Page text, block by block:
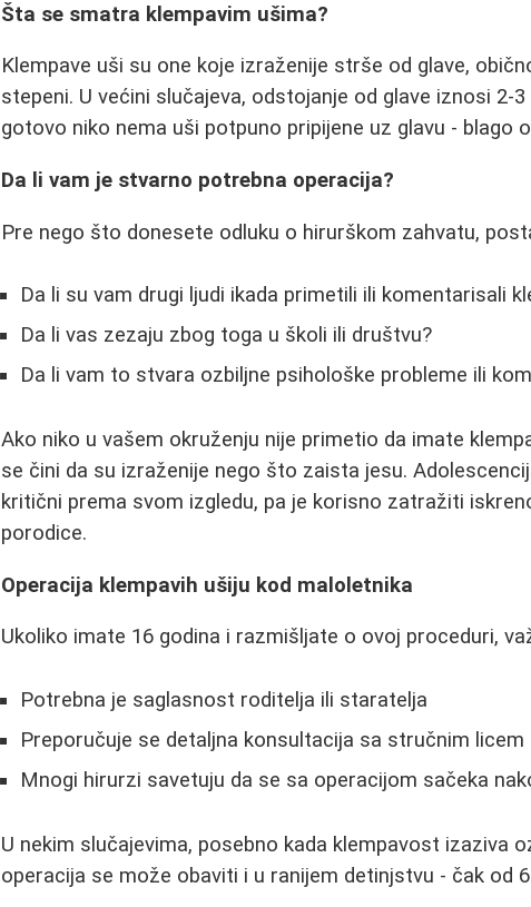
Šta se smatra klempavim ušima?
Klempave uši su one koje izraženije strše od glave,
stepeni. U većini slučajeva, odstojanje od glave iznosi 2-
gotovo niko nema uši potpuno pripijene uz glavu - blago
Da li vam je stvarno potrebna operacija?
Pre nego što donesete odluku o hirurškom zahvatu,
Da li su vam drugi ljudi ikada primetili ili komentarisali
Da li vas zezaju zbog toga u školi ili društvu?
Da li vam to stvara ozbiljne psihološke probleme ili
Ako niko u vašem okruženju nije primetio da imate
se čini da su izraženije nego što zaista jesu.
kritični prema svom izgledu, pa je korisno zatražiti
porodice.
Operacija klempavih ušiju kod maloletnika
Ukoliko imate 16 godina i razmišljate o ovoj proceduri,
Potrebna je saglasnost roditelja ili staratelja
Preporučuje se detaljna konsultacija sa stručnim licem
Mnogi hirurzi savetuju da se sa operacijom sačeka
U nekim slučajevima, posebno kada klempavost izaziva
operacija se može obaviti i u ranijem detinjstvu - čak od